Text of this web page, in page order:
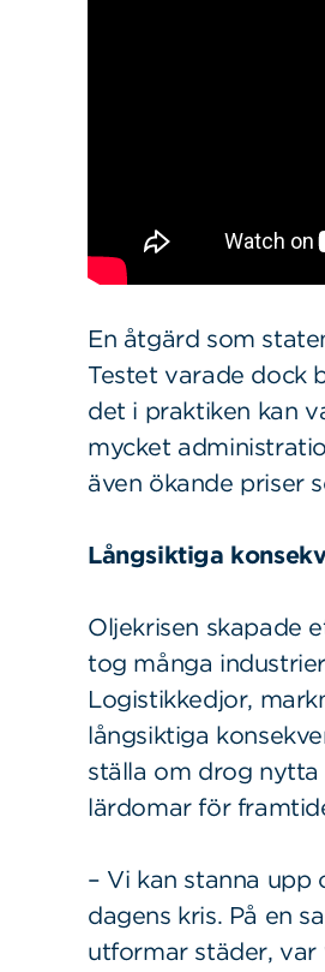
En åtgärd som
Testet varade dock
det i praktiken kan
mycket
även ökande priser
Långsiktiga
Oljekrisen skapade
tog många
Logistikkedjor,
långsiktiga
ställa om drog
lärdomar för
– Vi kan stanna upp
dagens kris. På en
utformar städer, var